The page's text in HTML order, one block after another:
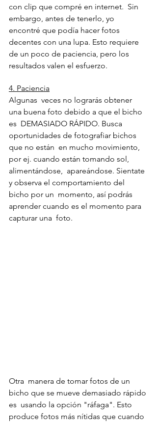
con clip que compré en internet.  Sin
embargo, antes de tenerlo, yo
encontré que podía hacer fotos
decentes con una lupa. Esto requiere
de un poco de paciencia, pero los
resultados valen el esfuerzo.
4. Paciencia
Algunas  veces no lograrás obtener
una buena foto debido a que el bicho
es  DEMASIADO RÁPIDO. Busca
oportunidades de fotografiar bichos
que no están  en mucho movimiento,
por ej. cuando están tomando sol,
alimentándose,  apareándose. Sientate
y observa el comportamiento del
bicho por un  momento, así podrás
aprender cuando es el momento para
capturar una  foto.
Otra  manera de tomar fotos de un
bicho que se mueve demasiado rápido
es  usando la opción "ráfaga". Esto
produce fotos más nítidas que cuando